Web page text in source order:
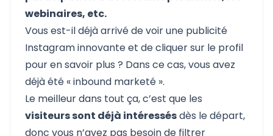
webinaires, etc.
Vous est-il déjà arrivé de voir une publicité
Instagram innovante et de cliquer sur le profil
pour en savoir plus ? Dans ce cas, vous avez
déjà été « inbound marketé ».
Le meilleur dans tout ça, c’est que les
visiteurs sont déjà intéressésdès le départ,
donc vous n’avez pas besoin de filtrer